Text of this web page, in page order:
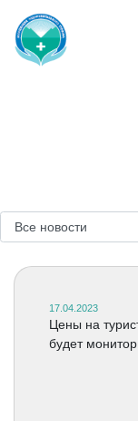
17.04.2023
Цены на
будет